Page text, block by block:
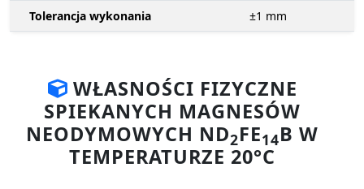
Tolerancja wykonania ±1 mm
WŁASNOŚCI FIZYCZNE
SPIEKANYCH MAGNESÓW
NEODYMOWYCH ND2FE14B W
TEMPERATURZE 20°C